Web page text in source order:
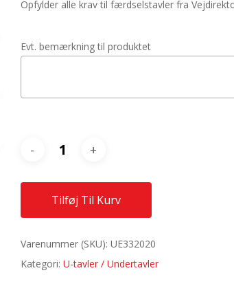
Opfylder alle krav til færdselstavler fra
Evt. bemærkning til produktet
Tilføj Til Kurv
Varenummer (SKU): UE332020
Kategori: U-tavler / Undertavler